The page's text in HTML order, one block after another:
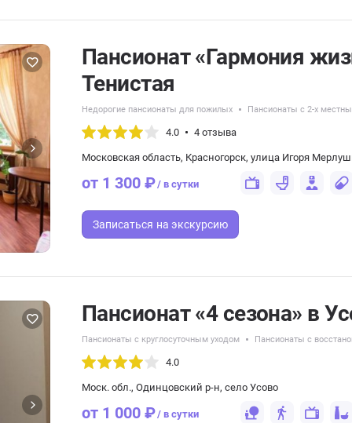
Пансионат «Гармония
Тенистая
Недорогие пансионаты для пожилых Пансионаты с 2-х
4.0 4 отзыва
Московская область, Красногорск, улица Игоря
от 1 300 ₽/ в сутки
Записаться на экскурсию
Пансионат «4 сезона» в
Пансионаты с круглосуточным уходом Пансионаты с
4.0
Моск. обл., Одинцовский р-н, село Усово
от 1 000 ₽/ в сутки